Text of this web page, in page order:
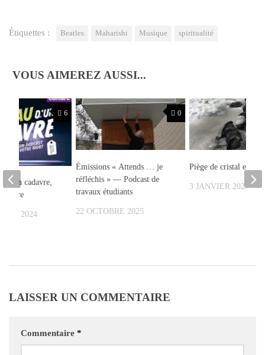
Étiquettes : Beatles Maharishi Musique spiritualité
VOUS AIMEREZ AUSSI...
0
Émissions « Attends … je
réfléchis » — Podcast de
travaux étudiants
22 OCTOBRE 2025
Piège de cristal et
3 JANVIER 2023
6
d’un cadavre,
2024
LAISSER UN COMMENTAIRE
Commentaire *